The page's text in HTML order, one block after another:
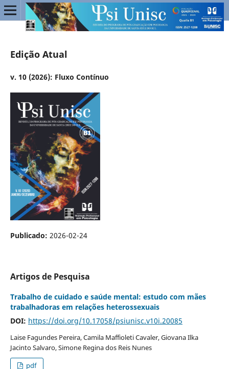
Edição Atual
v. 10 (2026): Fluxo Contínuo
Publicado: 2026-02-24
Artigos de Pesquisa
Trabalho de cuidado e saúde mental: estudo com mães
trabalhadoras em relações heterossexuais
DOI: https://doi.org/10.17058/psiunisc.v10i.20085
Laise Fagundes Pereira, Camila Maffioleti Cavaler, Giovana Ilka
Jacinto Salvaro, Simone Regina dos Reis Nunes
pdf